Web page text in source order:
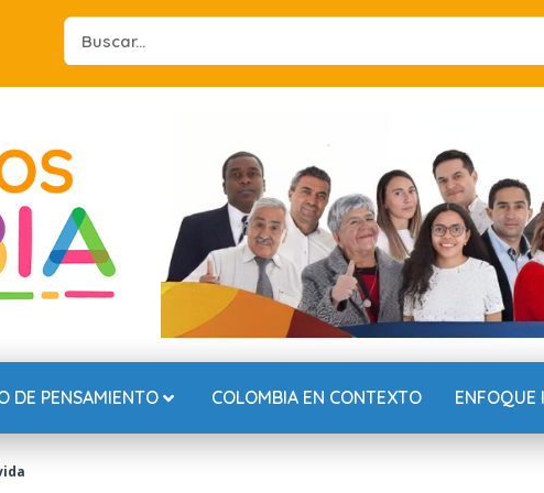
Search
...
DE PENSAMIENTO COLOMBIA EN CONTEXTO ENFOQUE